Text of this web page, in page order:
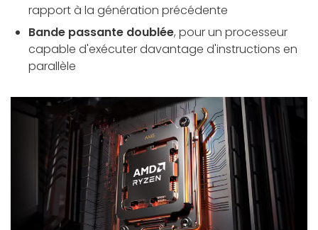
rapport à la génération précédente
Bande passante doublée, pour un processeur
capable d'exécuter davantage d'instructions en
parallèle